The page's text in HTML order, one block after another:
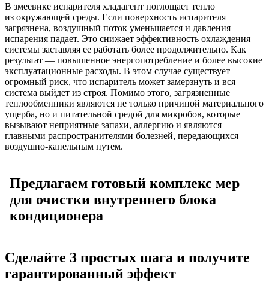
В змеевике испарителя хладагент поглощает тепло
из окружающей среды. Если поверхность испарителя
загрязнена, воздушный поток уменьшается и давления
испарения падает. Это снижает эффективность охлаждения
системы заставляя ее работать более продолжительно. Как
результат — повышенное энергопотребление и более высокие
эксплуатационные расходы. В этом случае существует
огромный риск, что испаритель может замерзнуть и вся
система выйдет из строя. Помимо этого, загрязненные
теплообменники являются не только причиной материального
ущерба, но и питательной средой для микробов, которые
вызывают неприятные запахи, аллергию и являются
главными распространителями болезней, передающихся
воздушно-капельным путем.
Предлагаем готовый комплекс мер
для очистки внутреннего блока
кондиционера
Сделайте 3 простых шага и получите
гарантированный эффект